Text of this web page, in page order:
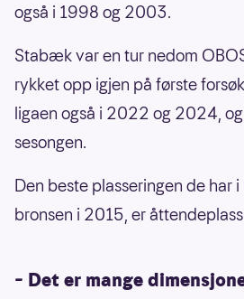
også i 1998 og 2003.
Stabæk var en tur nedom
rykket opp igjen på første
ligaen også i 2022 og 2024,
sesongen.
Den beste plasseringen de har
bronsen i 2015, er
– Det er mange